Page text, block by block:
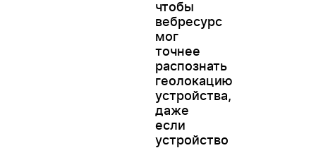
чтобы
вебресурс
мог
точнее
распознать
геолокацию
устройства,
даже
если
устройство